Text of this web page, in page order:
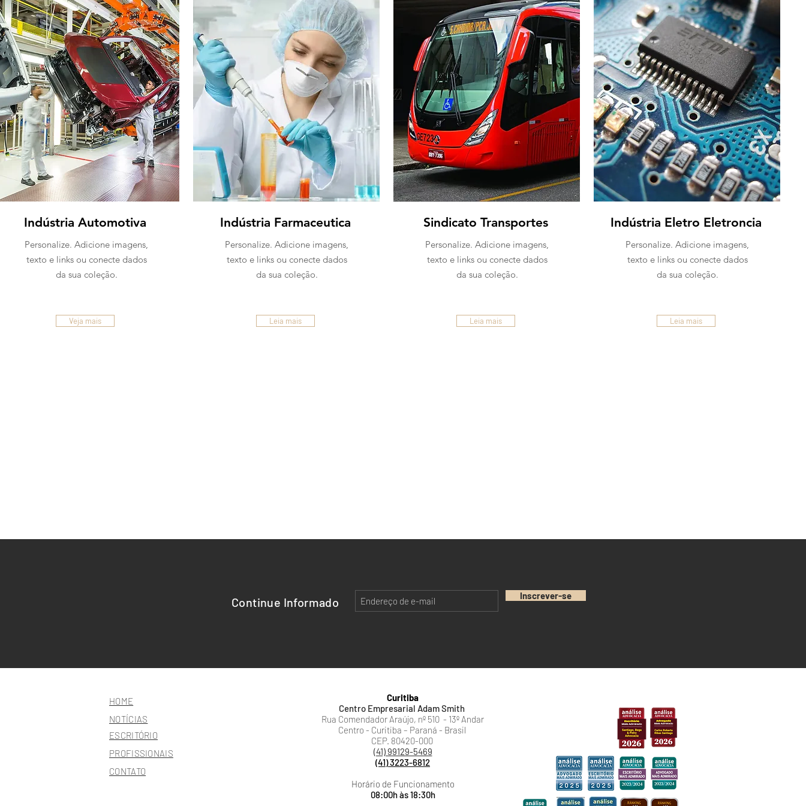
Indústria Automotiva
Personalize. Adicione imagens,
texto e links ou conecte dados
da sua coleção.
Veja mais
Indústria Farmaceutica
Personalize. Adicione imagens,
texto e links ou conecte dados
da sua coleção.
Leia mais
Sindicato Transportes
Personalize. Adicione imagens,
texto e links ou conecte dados
da sua coleção.
Leia mais
Indústria Eletro Eletroncia
Personalize. Adicione imagens,
texto e links ou conecte dados
da sua coleção.
Leia mais
Continue Informado Inscrever-se
HOME
NOTÍCIAS
ESCRITÓRIO
PROFISSIONAIS
CONTATO
Curitiba
Centro Empresarial Adam Smith
Rua Comendador Araújo, nº 510 - 13º Andar
Centro - Curitiba – Paraná - Brasil
CEP. 80420-000
(41) 99129-5469
(41) 3223-6812
Horário de Funcionamento
08:00h às 18:30h